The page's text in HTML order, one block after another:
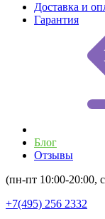
Доставка и
Гарантия
Блог
Отзывы
(пн-пт 10:00-20:00,
+7(495) 256 2332